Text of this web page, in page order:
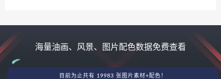
海量油画、风景、图片配色数据免费查看
目前为止共有 19983 张图片素材+配色！